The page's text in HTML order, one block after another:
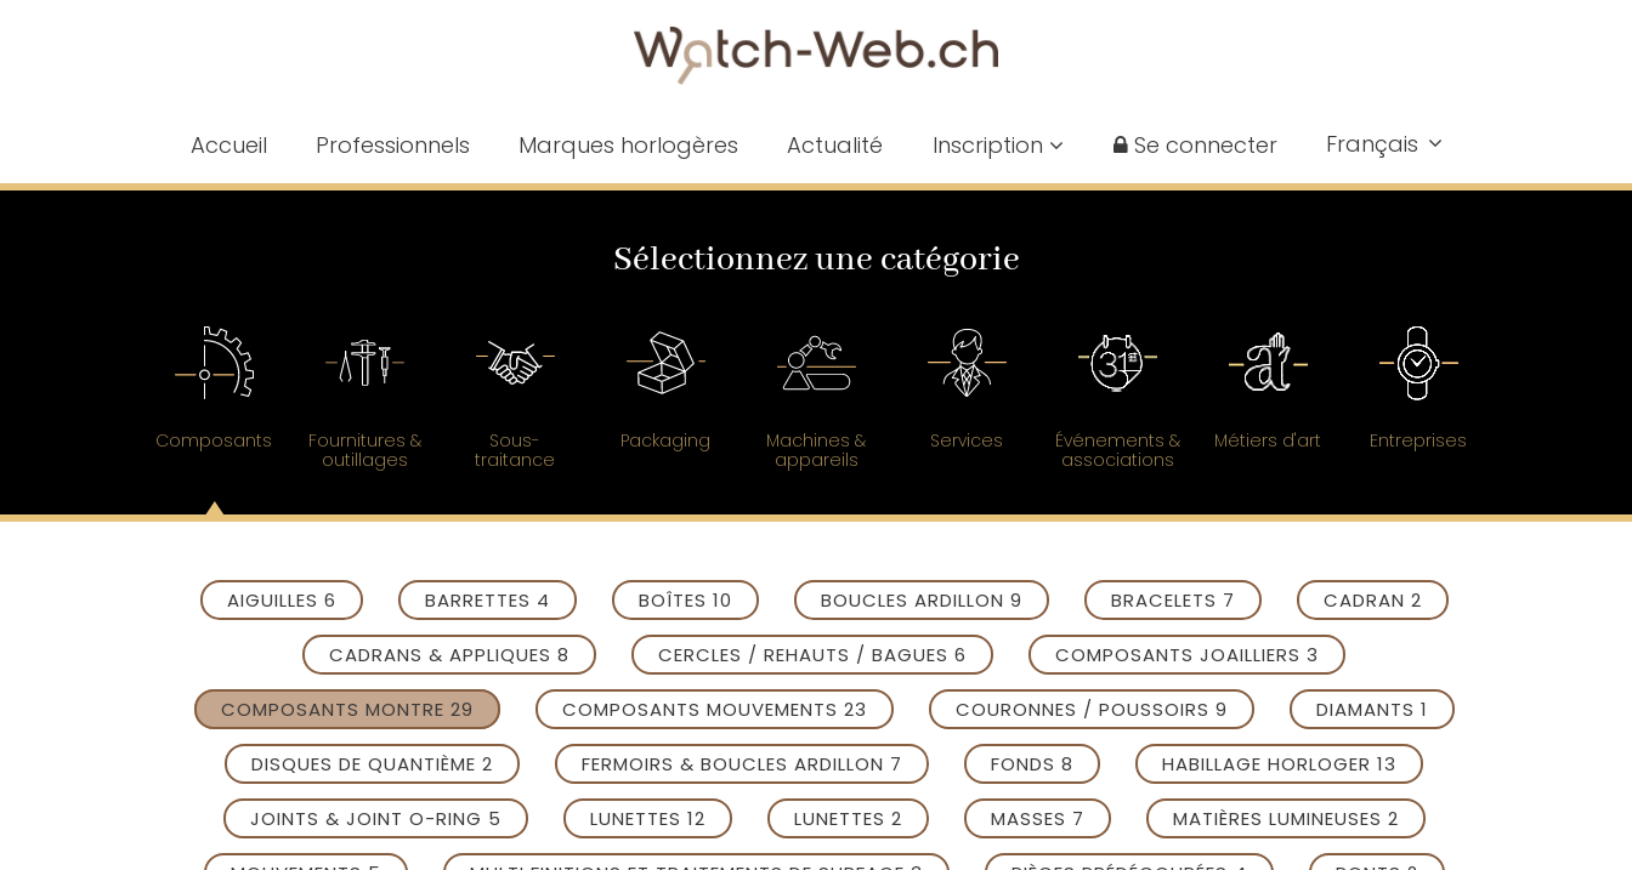
Accueil Professionnels Marques horlogères Actualité Inscription Se connecter Français
Sélectionnez une catégorie
Composants
Fournitures &
outillages
Sous-
traitance
Packaging
Machines &
appareils
Services
Événements &
associations
Métiers d'art Entreprises
AIGUILLES 6 BARRETTES 4 BOÎTES 10 BOUCLES ARDILLON 9 BRACELETS 7 CADRAN 2
CADRANS & APPLIQUES 8 CERCLES / REHAUTS / BAGUES 6 COMPOSANTS JOAILLIERS 3
COMPOSANTS MONTRE 29 COMPOSANTS MOUVEMENTS 23 COURONNES / POUSSOIRS 9 DIAMANTS 1
DISQUES DE QUANTIÈME 2 FERMOIRS & BOUCLES ARDILLON 7 FONDS 8 HABILLAGE HORLOGER 13
JOINTS & JOINT O-RING 5 LUNETTES 12 LUNETTES 2 MASSES 7 MATIÈRES LUMINEUSES 2